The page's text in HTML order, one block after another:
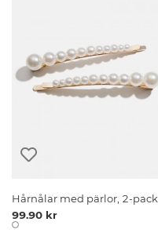
Hårnålar med pärlor, 2-pack
99.90 kr